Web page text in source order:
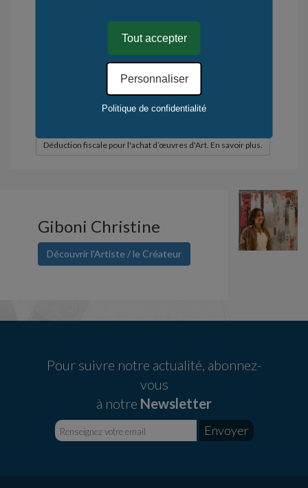
Mode de fabrication : manuel
Quantité / Monde : 1
Quantité / KerLuxY : 1
Déduction fiscale pour l'achat d’œuvres d'Art. En savoir plus.
Giboni Christine
Découvrir l'Artiste / le Créateur
Pour suivre notre actualité, abonnez-
vous
à notre Newsletter
Tout accepter
Personnaliser
Politique de confidentialité